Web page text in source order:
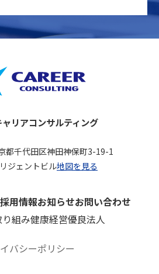
リアコンサルティング
都千代田区神田神保町3-19-1
ジェントビル地図を見る
採用情報お知らせお問い合わせ
り組み健康経営優良法人
バシーポリシー